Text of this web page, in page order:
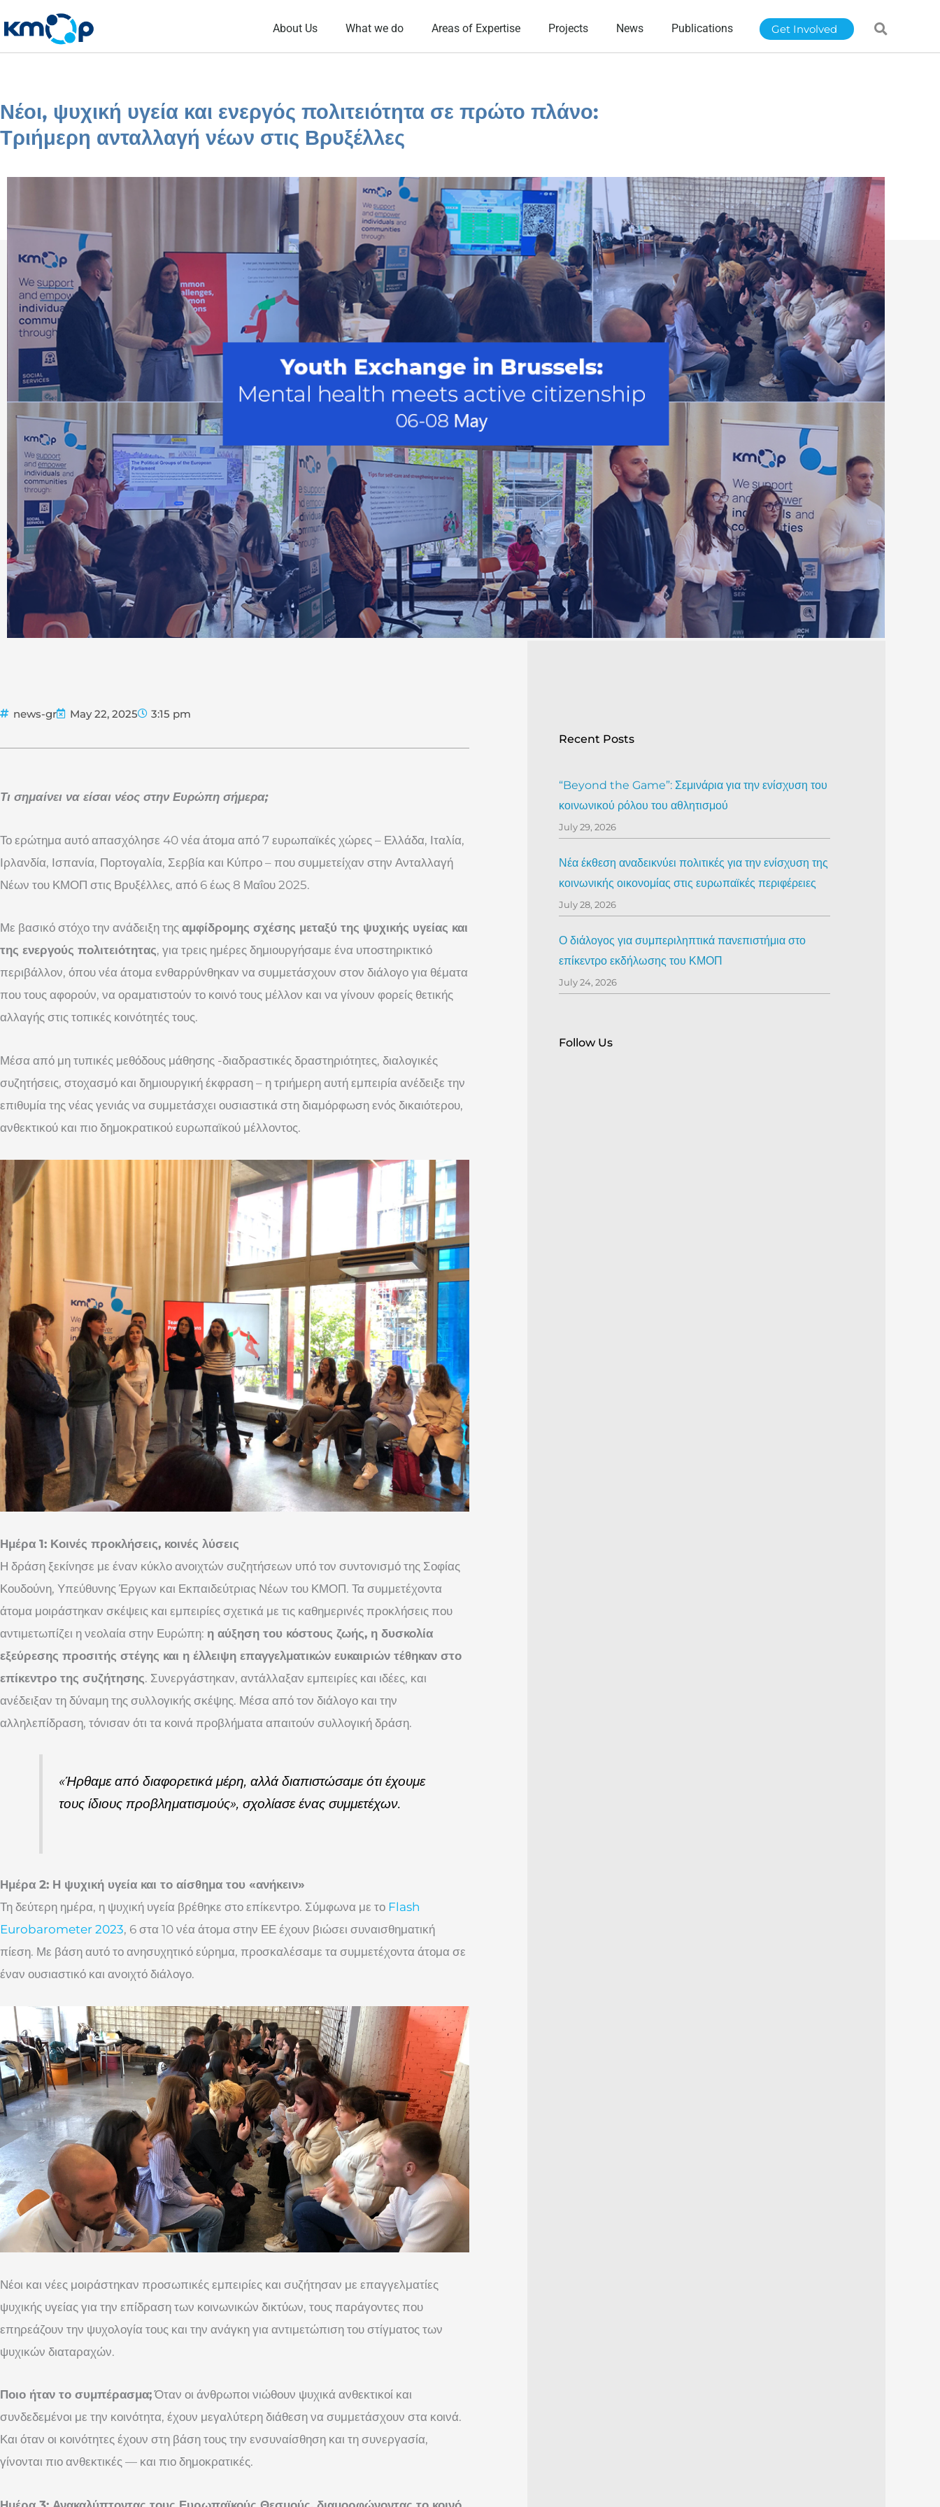
to
content
About Us What we do Areas of Expertise Projects News Publications Get Involved
Νέοι, ψυχική υγεία και ενεργός πολιτειότητα σε πρώτο πλάνο:
Τριήμερη ανταλλαγή νέων στις Βρυξέλλες
news-gr May 22, 2025 3:15 pm
Τι σημαίνει να είσαι νέος στην Ευρώπη σήμερα;
Το ερώτημα αυτό απασχόλησε 40 νέα άτομα από 7 ευρωπαϊκές χώρες – Ελλάδα, Ιταλία,
Ιρλανδία, Ισπανία, Πορτογαλία, Σερβία και Κύπρο – που συμμετείχαν στην Ανταλλαγή
Νέων του ΚΜΟΠ στις Βρυξέλλες, από 6 έως 8 Μαΐου 2025.
Με βασικό στόχο την ανάδειξη της αμφίδρομης σχέσης μεταξύ της ψυχικής υγείας και
της ενεργούς πολιτειότητας, για τρεις ημέρες δημιουργήσαμε ένα υποστηρικτικό
περιβάλλον, όπου νέα άτομα ενθαρρύνθηκαν να συμμετάσχουν στον διάλογο για θέματα
που τους αφορούν, να οραματιστούν το κοινό τους μέλλον και να γίνουν φορείς θετικής
αλλαγής στις τοπικές κοινότητές τους.
Μέσα από μη τυπικές μεθόδους μάθησης -διαδραστικές δραστηριότητες, διαλογικές
συζητήσεις, στοχασμό και δημιουργική έκφραση – η τριήμερη αυτή εμπειρία ανέδειξε την
επιθυμία της νέας γενιάς να συμμετάσχει ουσιαστικά στη διαμόρφωση ενός δικαιότερου,
ανθεκτικού και πιο δημοκρατικού ευρωπαϊκού μέλλοντος.
Ημέρα 1: Κοινές προκλήσεις, κοινές λύσεις
Η δράση ξεκίνησε με έναν κύκλο ανοιχτών συζητήσεων υπό τον συντονισμό της Σοφίας
Κουδούνη, Υπεύθυνης Έργων και Εκπαιδεύτριας Νέων του ΚΜΟΠ. Τα συμμετέχοντα
άτομα μοιράστηκαν σκέψεις και εμπειρίες σχετικά με τις καθημερινές προκλήσεις που
αντιμετωπίζει η νεολαία στην Ευρώπη: η αύξηση του κόστους ζωής, η δυσκολία
εξεύρεσης προσιτής στέγης και η έλλειψη επαγγελματικών ευκαιριών τέθηκαν στο
επίκεντρο της συζήτησης. Συνεργάστηκαν, αντάλλαξαν εμπειρίες και ιδέες, και
ανέδειξαν τη δύναμη της συλλογικής σκέψης. Μέσα από τον διάλογο και την
αλληλεπίδραση, τόνισαν ότι τα κοινά προβλήματα απαιτούν συλλογική δράση.
«Ήρθαμε από διαφορετικά μέρη, αλλά διαπιστώσαμε ότι έχουμε
τους ίδιους προβληματισμούς», σχολίασε ένας συμμετέχων.
Ημέρα 2: Η ψυχική υγεία και το αίσθημα του «ανήκειν»
Τη δεύτερη ημέρα, η ψυχική υγεία βρέθηκε στο επίκεντρο. Σύμφωνα με το Flash
Eurobarometer 2023, 6 στα 10 νέα άτομα στην ΕΕ έχουν βιώσει συναισθηματική
πίεση. Με βάση αυτό το ανησυχητικό εύρημα, προσκαλέσαμε τα συμμετέχοντα άτομα σε
έναν ουσιαστικό και ανοιχτό διάλογο.
Νέοι και νέες μοιράστηκαν προσωπικές εμπειρίες και συζήτησαν με επαγγελματίες
ψυχικής υγείας για την επίδραση των κοινωνικών δικτύων, τους παράγοντες που
επηρεάζουν την ψυχολογία τους και την ανάγκη για αντιμετώπιση του στίγματος των
ψυχικών διαταραχών.
Ποιο ήταν το συμπέρασμα;Όταν οι άνθρωποι νιώθουν ψυχικά ανθεκτικοί και
συνδεδεμένοι με την κοινότητα, έχουν μεγαλύτερη διάθεση να συμμετάσχουν στα κοινά.
Και όταν οι κοινότητες έχουν στη βάση τους την ενσυναίσθηση και τη συνεργασία,
γίνονται πιο ανθεκτικές — και πιο δημοκρατικές.
Recent Posts
“Beyond the Game”: Σεμινάρια για την ενίσχυση του
κοινωνικού ρόλου του αθλητισμού
July 29, 2026
Νέα έκθεση αναδεικνύει πολιτικές για την ενίσχυση της
κοινωνικής οικονομίας στις ευρωπαϊκές περιφέρειες
July 28, 2026
Ο διάλογος για συμπεριληπτικά πανεπιστήμια στο
επίκεντρο εκδήλωσης του ΚΜΟΠ
July 24, 2026
Follow Us